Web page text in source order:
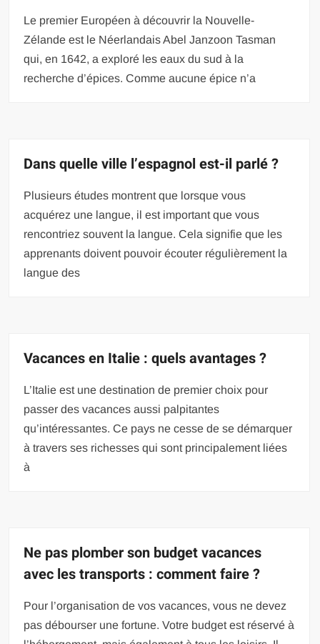
Le premier Européen à découvrir la Nouvelle-
Zélande est le Néerlandais Abel Janzoon Tasman
qui, en 1642, a exploré les eaux du sud à la
recherche d’épices. Comme aucune épice n’a
Dans quelle ville l’espagnol est-il parlé ?
Plusieurs études montrent que lorsque vous
acquérez une langue, il est important que vous
rencontriez souvent la langue. Cela signifie que les
apprenants doivent pouvoir écouter régulièrement la
langue des
Vacances en Italie : quels avantages ?
L’Italie est une destination de premier choix pour
passer des vacances aussi palpitantes
qu’intéressantes. Ce pays ne cesse de se démarquer
à travers ses richesses qui sont principalement liées
à
Ne pas plomber son budget vacances
avec les transports : comment faire ?
Pour l’organisation de vos vacances, vous ne devez
pas débourser une fortune. Votre budget est réservé à